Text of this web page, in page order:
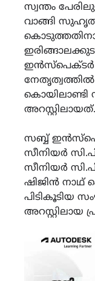
സ്വന്തം
വാങ്ങി
ഇൻസ്പെക്ടർ
കൊയിലാണ്ടി
അറസ്റ്റിലായത്.
സബ്ബ്
സീനിയർ
സീനിയർ
ഷിജിൻ നാഥ്
പിടികൂടിയ
അറസ്റ്റിലായ